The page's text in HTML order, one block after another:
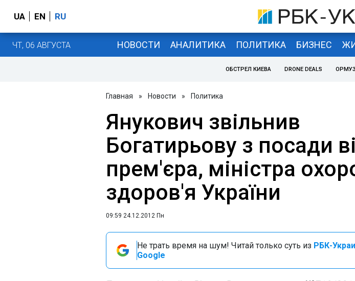
UA EN RU
ЧТ, 06 АВГУСТА НОВОСТИ АНАЛИТИКА ПОЛИТИКА БИЗНЕС
ОБСТРЕЛ КИЕВА DRONE DEALS
Главная » Новости » Политика
Янукович звільнив
Богатирьову з посади
прем'єра, міністра
здоров'я України
09:59 24.12.2012 Пн
Не трать время на шум! Читай только суть из РБК-
Google